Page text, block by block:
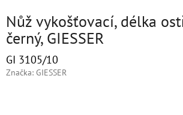
Nůž vykošťovací, délka
černý, GIESSER
GI 3105/10
Značka: GIESSER